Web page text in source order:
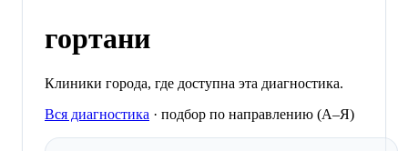
гортани
Клиники города, где доступна эта диагностика.
Вся диагностика · подбор по направлению (A–Я)